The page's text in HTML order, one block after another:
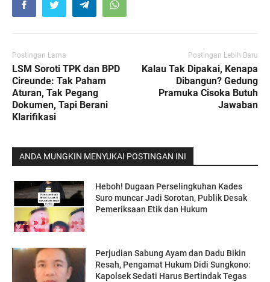
Postingan Lama
LSM Soroti TPK dan BPD
Cireunde: Tak Paham
Aturan, Tak Pegang
Dokumen, Tapi Berani
Klarifikasi
Postingan Lebih Baru
Kalau Tak Dipakai, Kenapa
Dibangun? Gedung
Pramuka Cisoka Butuh
Jawaban
ANDA MUNGKIN MENYUKAI POSTINGAN INI
Heboh! Dugaan Perselingkuhan Kades
Suro muncar Jadi Sorotan, Publik Desak
Pemeriksaan Etik dan Hukum
Perjudian Sabung Ayam dan Dadu Bikin
Resah, Pengamat Hukum Didi Sungkono:
Kapolsek Sedati Harus Bertindak Tegas